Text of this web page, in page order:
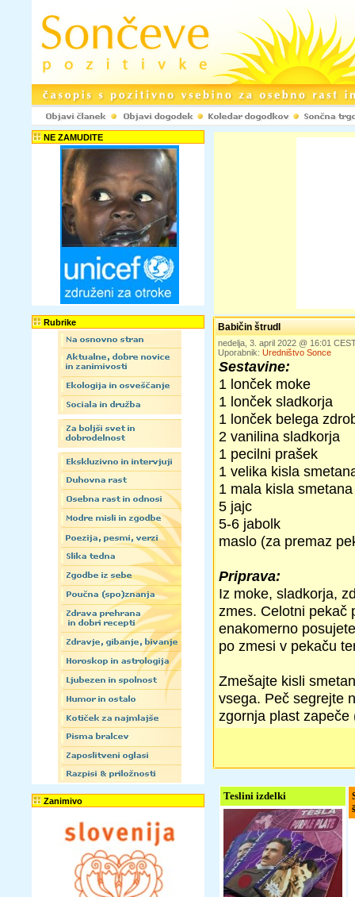
NE ZAMUDITE
Rubrike
Zanimivo
Babičin štrudl
nedelja, 3. april 2022 @ 16:01
Uporabnik: Uredništvo Sonce
Sestavine:
1 lonček moke
1 lonček sladkorja
1 lonček belega
2 vanilina sladkorja
1 pecilni prašek
1 velika kisla
1 mala kisla
5 jajc
5-6 jabolk
maslo (za premaz
Priprava:
Iz moke, sladkorja,
zmes. Celotni pekač
enakomerno
po zmesi v pekaču
Zmešajte kisli
vsega. Peč segrejte
zgornja plast zapeče
Teslini izdelki